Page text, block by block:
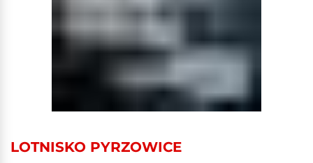
LOTNISKO PYRZOWICE